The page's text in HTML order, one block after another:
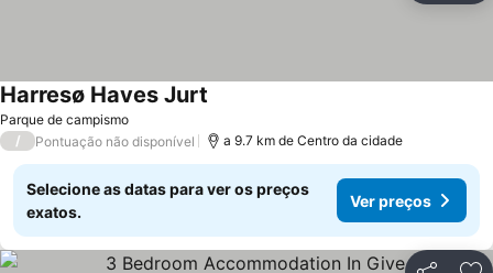
Parque de campismo
Harresø Haves Jurt
/ Pontuação não disponível a 9.7 km de Centro da cidade
Selecione as datas para ver os preços
exatos.
Ver preços